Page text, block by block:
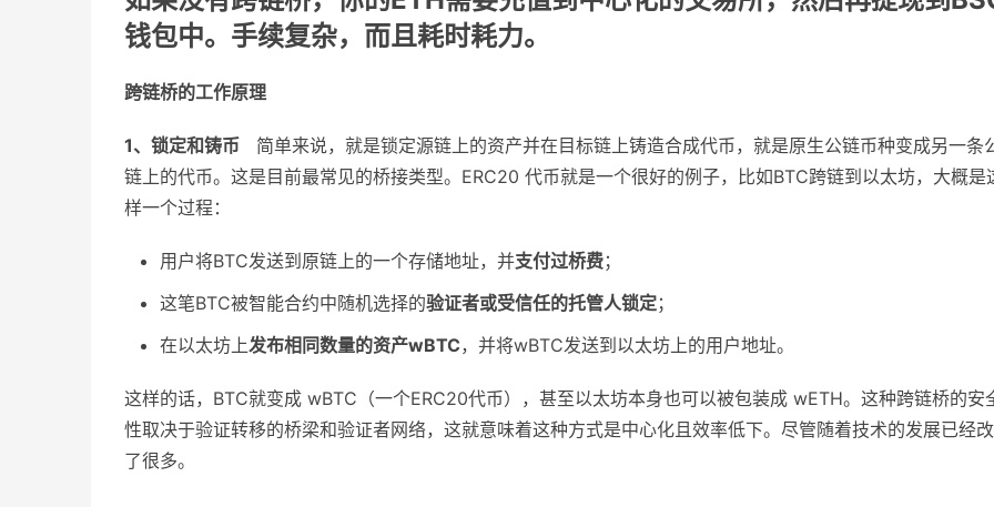
钱包中。手续复杂，而且耗时耗力。
跨链桥的工作原理
1、锁定和铸币 简单来说，就是锁定源链上的资产并在目标链上铸造合成代币，就是原生公链币种变成另一条
链上的代币。这是目前最常见的桥接类型。ERC20 代币就是一个很好的例子，比如BTC跨链到以太坊，大概是
样一个过程：
用户将BTC发送到原链上的一个存储地址，并支付过桥费；
这笔BTC被智能合约中随机选择的验证者或受信任的托管人锁定；
在以太坊上发布相同数量的资产wBTC，并将wBTC发送到以太坊上的用户地址。
这样的话，BTC就变成 wBTC（一个ERC20代币），甚至以太坊本身也可以被包装成 wETH。这种跨链桥的安
性取决于验证转移的桥梁和验证者网络，这就意味着这种方式是中心化且效率低下。尽管随着技术的发展已经
了很多。